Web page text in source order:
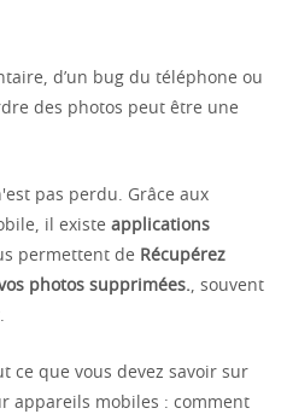
d’un bug du téléphone ou
des photos peut être une
pas perdu. Grâce aux
il existe applications
permettent de Récupérez
photos supprimées. , souvent
ce que vous devez savoir sur
appareils mobiles : comment